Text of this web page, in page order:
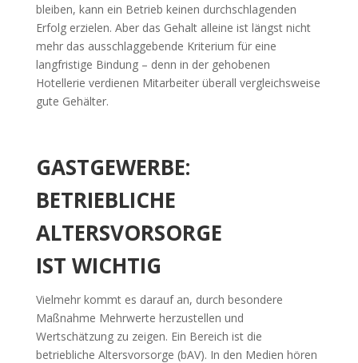
bleiben, kann ein Betrieb keinen durchschlagenden
Erfolg erzielen. Aber das Gehalt alleine ist längst nicht
mehr das ausschlaggebende Kriterium für eine
langfristige Bindung – denn in der gehobenen
Hotellerie verdienen Mitarbeiter überall vergleichsweise
gute Gehälter.
GASTGEWERBE:
BETRIEBLICHE
ALTERSVORSORGE
IST WICHTIG
Vielmehr kommt es darauf an, durch besondere
Maßnahme Mehrwerte herzustellen und
Wertschätzung zu zeigen. Ein Bereich ist die
betriebliche Altersvorsorge (bAV). In den Medien hören